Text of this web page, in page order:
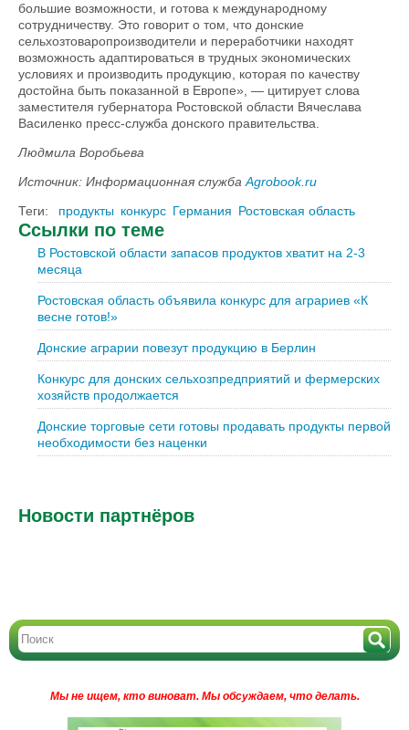
большие возможности, и готова к международному
сотрудничеству. Это говорит о том, что донские
сельхозтоваропроизводители и переработчики находят
возможность адаптироваться в трудных экономических
условиях и производить продукцию, которая по качеству
достойна быть показанной в Европе», — цитирует слова
заместителя губернатора Ростовской области Вячеслава
Василенко пресс-служба донского правительства.
Людмила Воробьева
Источник: Информационная служба Agrobook.ru
Теги:
продукты конкурс Германия Ростовская область
Ссылки по теме
В Ростовской области запасов продуктов хватит на 2-3
месяца
Ростовская область объявила конкурс для аграриев «К
весне готов!»
Донские аграрии повезут продукцию в Берлин
Конкурс для донских сельхозпредприятий и фермерских
хозяйств продолжается
Донские торговые сети готовы продавать продукты первой
необходимости без наценки
Новости партнёров
Мы не ищем, кто виноват. Мы обсуждаем, что делать.